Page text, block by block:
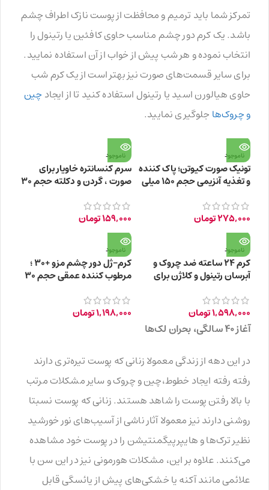
تمرکز شما باید ترمیم و محافظت از پوست نازک اطراف چشم
باشد. یک کرم دور چشم مناسب حاوی کافئین یا رتینول را
انتخاب نموده و هر شب پیش از خواب از آن استفاده نمایید.
برای سایر قسمت‌های صورت نیز بهتر است از یک کرم شب
حاوی هیالورن اسید یا رتینول استفاده کنید تا از ایجاد چین
و چروک‌ها جلوگیری نمایید.
ناموجود
تونیک صورت کیوتن؛ پاک کننده
و تغذیه آنزیمی حجم ۱۵۰ میلی
275,000تومان
ناموجود
سرم کنسانتره خاویار برای
صورت ، گردن و دکلته حجم 30
159,000تومان
ناموجود
کرم ۲۴ ساعته ضد چروک و
آبرسان رتینول و کلاژن برای
سال
1,598,000تومان
ناموجود
کرم-ژل دور چشم مزو +30 ؛
مرطوب کننده عمقی حجم 30
1,198,000تومان
آغاز ۴۰ سالگی، بحران لک‌ها
در این دهه از زندگی معمولا زنانی که پوست تیره‌تری دارند
رفته رفته ایجاد خطوط،چین و چروک و سایر مشکلات مرتب
با بالا رفتن پوست را شاهد هستند. زنانی که پوست نسبتا
روشنی دارند نیز معمولا آثار ناشی از آسیب‌های نور خورشید
نظیر ترک‌ها و هایپرپیگمنتیشن را در پوست خود مشاهده
می‌کنند. علاوه بر این، مشکلات هورمونی نیز در این سن با
علائمی مانند آکنه یا خشکی‌های پیش از یائسگی قابل